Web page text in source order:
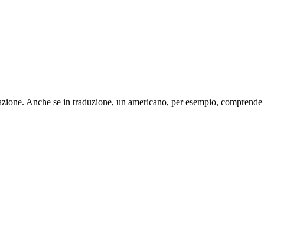
Anche se in traduzione, un americano, per esempio, comprende